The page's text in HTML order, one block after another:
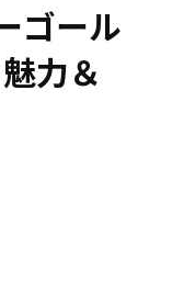
ゴール
力＆